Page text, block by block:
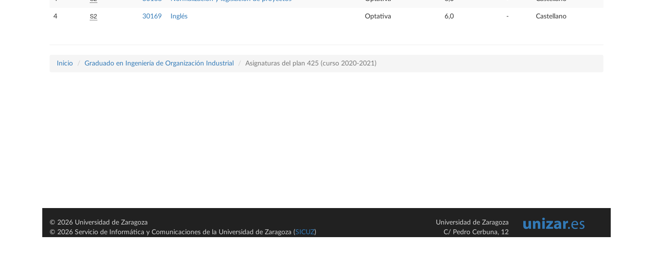
4 S2 30169 Inglés Optativa 6,0 - Castellano
Inicio Graduado en Ingeniería de Organización Industrial Asignaturas del plan 425 (curso 2020-2021)
© 2026 Universidad de Zaragoza
© 2026 Servicio de Informática y Comunicaciones de la Universidad de Zaragoza (SICUZ)
Universidad de Zaragoza
C/ Pedro Cerbuna, 12